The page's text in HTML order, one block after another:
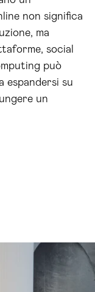
social
può
su
un